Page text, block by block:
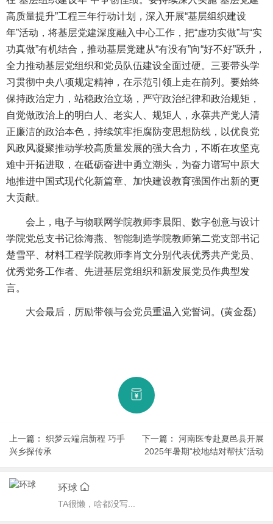
高质量提升”工程三年行动计划，深入开展“基层组织建设
年”活动，将基层党建深度融入中心工作，把“虚功实做”与“实
功真做”有机结合，推动基层党建从“有没有”向“好不好”跃升，
全力推动基层党组织和党员队伍建设全面过硬。三要带头学
习贯彻中央八项规定精神，在示范引领上走在前列。要始终
保持政治定力，站稳政治立场，严守政治纪律和政治规矩，
自觉做政治上的明白人、老实人、规矩人，永葆共产党人清
正廉洁的政治本色，持续筑牢拒腐防变思想防线，以优良党
风政风凝聚推动学校高质量发展的强大合力，不断在攻坚克
难中开拓进取，在砥砺奋进中勇立潮头，为奋力谱写中原大
地推进中国式现代化新篇章、加快建设教育强国作出新的更
大贡献。
会上，电子与物联网学院教师李晨阳、数字创意与设计
学院党总支书记徐海燕、智能制造学院教师第二党支部书记
楚雪平、材料工程学院教师李肖文分别代表优秀共产党员、
优秀党务工作者、先进基层党组织和新发展党员作典型发
言。
大会最后，厉励带领与会党员重温入党誓词。(黄金磊)
上一篇： 织梦云端启新程 巧手
兴乡探传承
下一篇： 河南医专赴夏邑县开展
2025年暑期“校地结对帮扶”活动
环球
TA很懒，啥都没写...